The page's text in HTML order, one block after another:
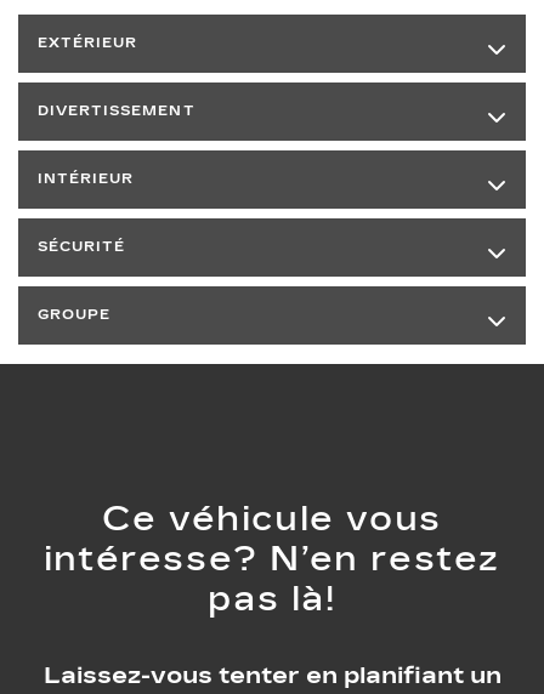
EXTÉRIEUR
DIVERTISSEMENT
INTÉRIEUR
SÉCURITÉ
GROUPE
Ce véhicule vous
intéresse? N’en restez
pas là!
Laissez-vous tenter en planifiant un